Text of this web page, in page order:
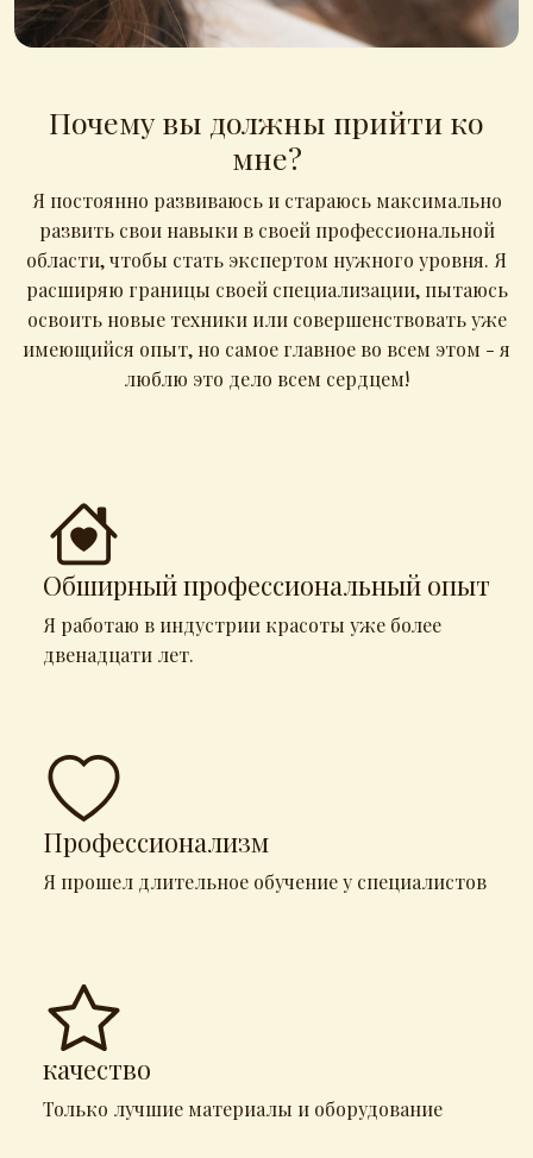
Почему вы должны прийти ко
мне?
Я постоянно развиваюсь и стараюсь максимально
развить свои навыки в своей профессиональной
области, чтобы стать экспертом нужного уровня. Я
расширяю границы своей специализации, пытаюсь
освоить новые техники или совершенствовать уже
имеющийся опыт, но самое главное во всем этом - я
люблю это дело всем сердцем!
Обширный профессиональный опыт
Я работаю в индустрии красоты уже более
двенадцати лет.
Профессионализм
Я прошел длительное обучение у специалистов
качество
Только лучшие материалы и оборудование